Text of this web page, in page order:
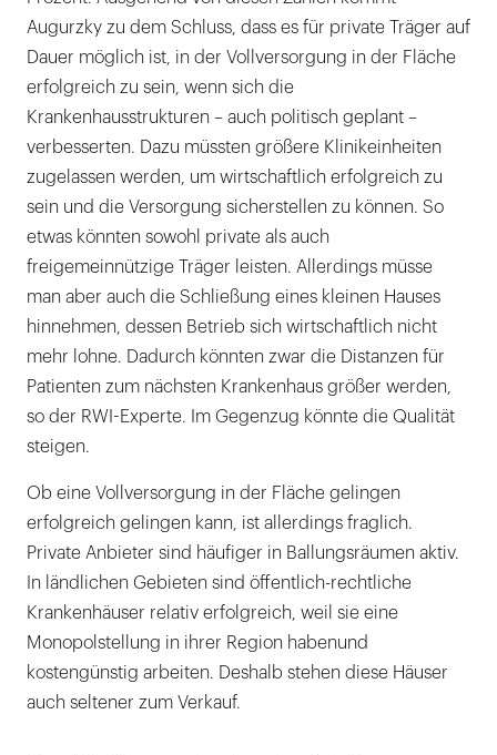
Augurzky zu dem Schluss, dass es für private Träger auf
Dauer möglich ist, in der Vollversorgung in der Fläche
erfolgreich zu sein, wenn sich die
Krankenhausstrukturen – auch politisch geplant –
verbesserten. Dazu müssten größere Klinikeinheiten
zugelassen werden, um wirtschaftlich erfolgreich zu
sein und die Versorgung sicherstellen zu können. So
etwas könnten sowohl private als auch
freigemeinnützige Träger leisten. Allerdings müsse
man aber auch die Schließung eines kleinen Hauses
hinnehmen, dessen Betrieb sich wirtschaftlich nicht
mehr lohne. Dadurch könnten zwar die Distanzen für
Patienten zum nächsten Krankenhaus größer werden,
so der RWI-Experte. Im Gegenzug könnte die Qualität
steigen.
Ob eine Vollversorgung in der Fläche gelingen
erfolgreich gelingen kann, ist allerdings fraglich.
Private Anbieter sind häufiger in Ballungsräumen aktiv.
In ländlichen Gebieten sind öffentlich-rechtliche
Krankenhäuser relativ erfolgreich, weil sie eine
Monopolstellung in ihrer Region habenund
kostengünstig arbeiten. Deshalb stehen diese Häuser
auch seltener zum Verkauf.